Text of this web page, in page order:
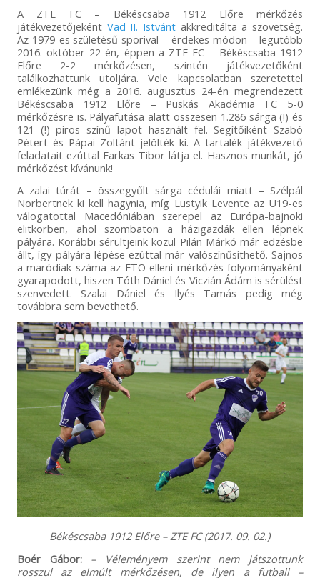
A ZTE FC – Békéscsaba 1912 Előre mérkőzés
játékvezetőjeként Vad II. Istvánt akkreditálta a szövetség.
Az 1979-es születésű sporival – érdekes módon – legutóbb
2016. október 22-én, éppen a ZTE FC – Békéscsaba 1912
Előre 2-2 mérkőzésen, szintén játékvezetőként
találkozhattunk utoljára. Vele kapcsolatban szeretettel
emlékezünk még a 2016. augusztus 24-én megrendezett
Békéscsaba 1912 Előre – Puskás Akadémia FC 5-0
mérkőzésre is. Pályafutása alatt összesen 1.286 sárga (!) és
121 (!) piros színű lapot használt fel. Segítőiként Szabó
Pétert és Pápai Zoltánt jelölték ki. A tartalék játékvezető
feladatait ezúttal Farkas Tibor látja el. Hasznos munkát, jó
mérkőzést kívánunk!
A zalai túrát – összegyűlt sárga cédulái miatt – Szélpál
Norbertnek ki kell hagynia, míg Lustyik Levente az U19-es
válogatottal Macedóniában szerepel az Európa-bajnoki
elitkörben, ahol szombaton a házigazdák ellen lépnek
pályára. Korábbi sérültjeink közül Pilán Márkó már edzésbe
állt, így pályára lépése ezúttal már valószínűsíthető. Sajnos
a maródiak száma az ETO elleni mérkőzés folyományaként
gyarapodott, hiszen Tóth Dániel és Viczián Ádám is sérülést
szenvedett. Szalai Dániel és Ilyés Tamás pedig még
továbbra sem bevethető.
Békéscsaba 1912 Előre – ZTE FC (2017. 09. 02.)
Boér Gábor:
– Véleményem szerint nem játszottunk
rosszul az elmúlt mérkőzésen, de ilyen a futball –